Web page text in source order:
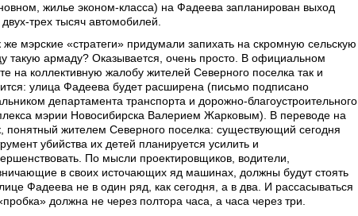
жилье эконом-класса) на Фадеева запланирован выход
трех тысяч автомобилей.
же мэрские «стратеги» придумали запихать на скромную сельскую
такую армаду? Оказывается, очень просто. В официальном
на коллективную жалобу жителей Северного поселка так и
улица Фадеева будет расширена (письмо подписано
департамента транспорта и дорожно-благоустроительного
мэрии Новосибирска Валерием Жарковым). В переводе на
понятный жителем Северного поселка: существующий сегодня
убийства их детей планируется усилить и
По мысли проектировщиков, водители,
в своих источающих яд машинах, должны будут стоять
Фадеева не в один ряд, как сегодня, а в два. И рассасываться
должна не через полтора часа, а часа через три.